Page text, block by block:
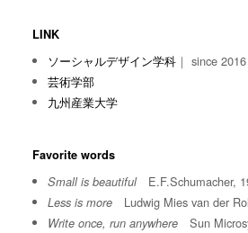
LINK
ソーシャルデザイン学科 ｜ since 2016
芸術学部
九州産業大学
Favorite words
Small is beautifulE.F.Schumacher,
Less is more Ludwig Mies van der
Write once, run anywhere Sun